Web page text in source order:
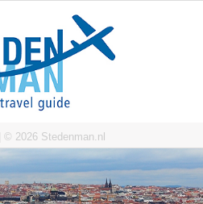
| © 2026 Stedenman.nl